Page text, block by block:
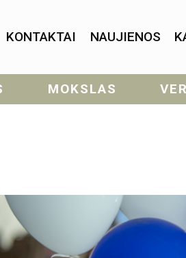
KONTAKTAI NAUJIENOS
MOKSLAS